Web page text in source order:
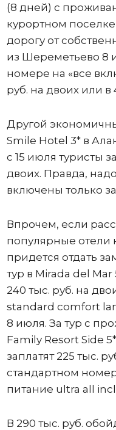
(8 дней) с
курортном
дорогу от
из Шереметьево 8
номере на «все
руб. на двоих или в
Другой
Smile Hotel 3* в
с 15 июля туристы
двоих. Правда,
включены только
Впрочем, если
популярные отели
придется отдать
тур в Mirada del
240 тыс. руб. на
standard comfort
8 июля. За тур с
Family Resort Side
заплатят 225 тыс.
стандартном
питание ultra all
В 290 тыс. руб.